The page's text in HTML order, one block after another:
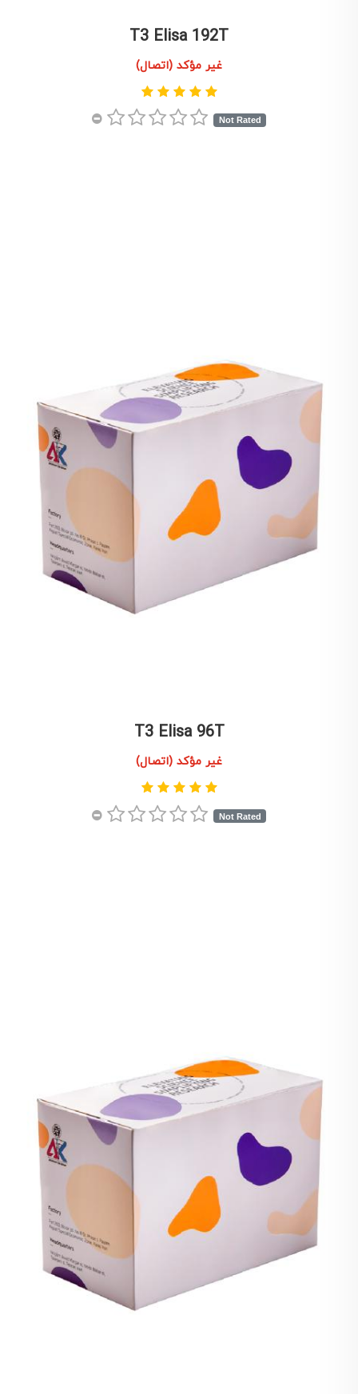
T3 Elisa 192T
غير مؤكد (اتصال)
Not Rated
T3 Elisa 96T
غير مؤكد (اتصال)
Not Rated